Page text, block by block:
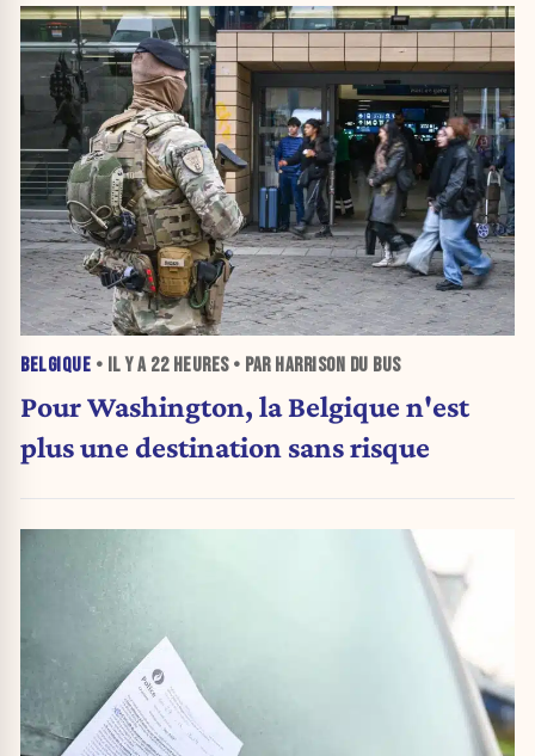
BELGIQUE • IL Y A 22 HEURES• PAR HARRISON DU BUS
Pour Washington, la Belgique n'est
plus une destination sans risque